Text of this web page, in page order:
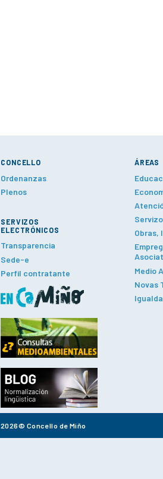
CONCELLO
Ordenanzas
Plenos
SERVIZOS
ELECTRÓNICOS
Transparencia
Sede-e
Perfil contratante
ÁREAS
Medio
Novas
2026© Concello de Miño